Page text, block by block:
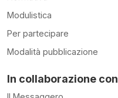
Modulistica
Per partecipare
Modalità pubblicazione
In collaborazione con